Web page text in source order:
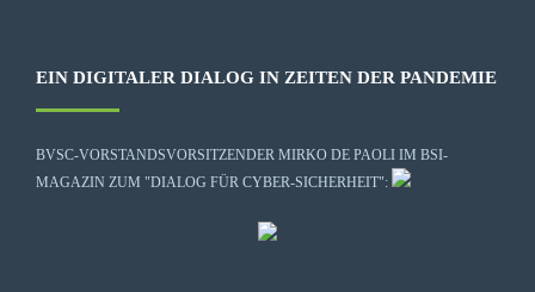
EIN DIGITALER DIALOG IN ZEITEN DER PANDEMIE
BVSC-VORSTANDSVORSITZENDER MIRKO DE PAOLI IM BSI-
MAGAZIN ZUM "DIALOG FÜR CYBER-SICHERHEIT":